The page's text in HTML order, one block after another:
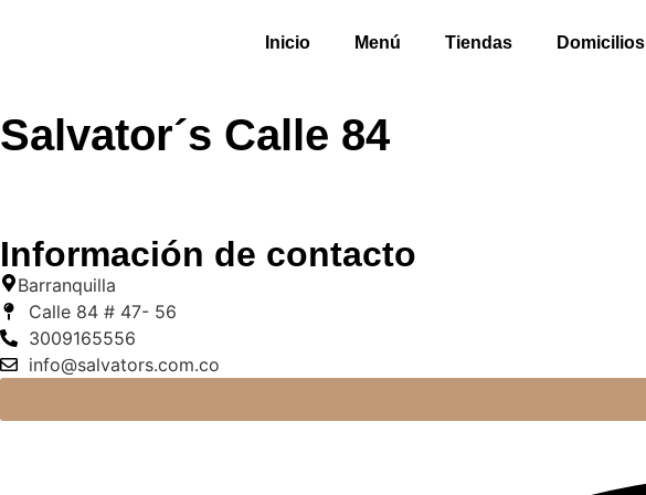
Inicio Menú Tiendas Domicilios
Salvator´s Calle 84
Información de contacto
Barranquilla
Calle 84 # 47- 56
3009165556
info@salvators.com.co